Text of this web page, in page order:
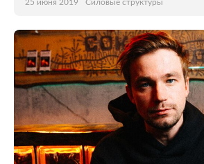
25 июня 2019 Силовые структуры